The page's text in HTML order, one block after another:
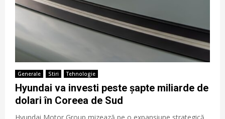
Generale Stiri Tehnologie
Hyundai va investi peste șapte miliarde de
dolari în Coreea de Sud